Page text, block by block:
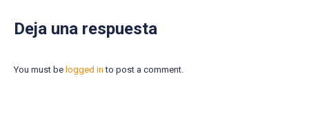
Deja una respuesta
You must be logged in to post a comment.